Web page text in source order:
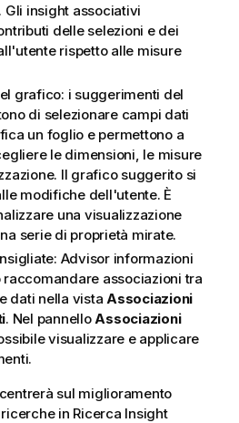
Gli insight associativi
delle selezioni e dei
rispetto alle misure
grafico: i suggerimenti del
di selezionare campi dati
un foglio e permettono a
le dimensioni, le misure
Il grafico suggerito si
modifiche dell'utente. È
una visualizzazione
serie di proprietà mirate.
Advisor informazioni
associazioni tra
dati nella vista Associazioni
. Nel pannello Associazioni
visualizzare e applicare
sul miglioramento
in Ricerca Insight